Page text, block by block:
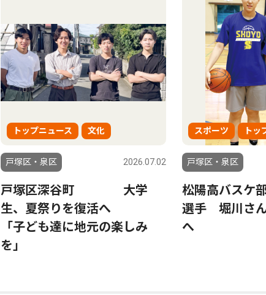
トップニュース 文化
戸塚区・泉区 2026.07.02
戸塚区深谷町 大学
生、夏祭りを復活へ
「子ども達に地元の楽しみ
を」
スポーツ トッ
戸塚区・泉区
松陽高バスケ
選手 堀川さ
へ